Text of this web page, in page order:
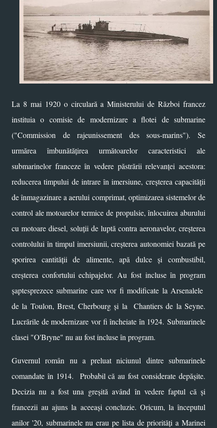
La 8 mai 1920 o circulară a Ministerului de Război francez
instituia o comisie de modernizare a flotei de submarine
("Commission de rajeunissement des sous-marins"). Se
urmărea îmbunătățirea următoarelor caracteristici ale
submarinelor franceze în vedere păstrării relevanței acestora:
reducerea timpului de intrare în imersiune, creșterea capacității
de înmagazinare a aerului comprimat, optimizarea sistemelor de
control ale motoarelor termice de propulsie, înlocuirea aburului
cu motoare diesel, soluții de luptă contra aeronavelor, creșterea
controlului în timpul imersiunii, creșterea autonomiei bazată pe
sporirea cantității de alimente, apă dulce și combustibil,
creșterea confortului echipajelor. Au fost incluse în program
șaptesprezece submarine care vor fi modificate la Arsenalele
de la Toulon, Brest, Cherbourg și la Chantiers de la Seyne.
Lucrările de modernizare vor fi încheiate în 1924. Submarinele
clasei "O'Bryne" nu au fost incluse în program.
Guvernul român nu a preluat niciunul dintre submarinele
comandate în 1914. Probabil că au fost considerate depășite.
Decizia nu a fost una greșită având în vedere faptul că și
francezii au ajuns la aceeași concluzie. Oricum, la începutul
anilor '20, submarinele nu erau pe lista de priorități a Marinei